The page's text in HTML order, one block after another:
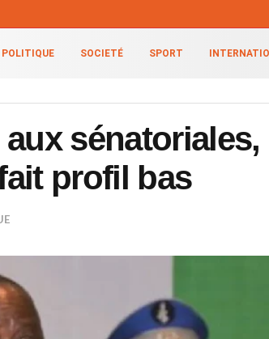
POLITIQUE SOCIETÉ SPORT
sénatoriales,
profil bas